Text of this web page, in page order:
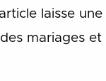
laisse
mariages